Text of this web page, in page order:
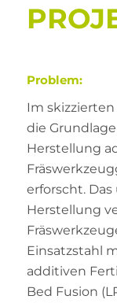
Problem:
Im
die
Herstellung
erforscht.
Herstellung
Einsatzstahl
additiven
Bed Fusion